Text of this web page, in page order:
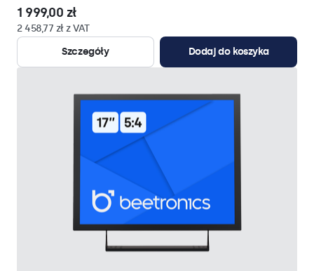
1 999,00 zł
2 458,77 zł z VAT
Szczegóły
Dodaj do koszyka